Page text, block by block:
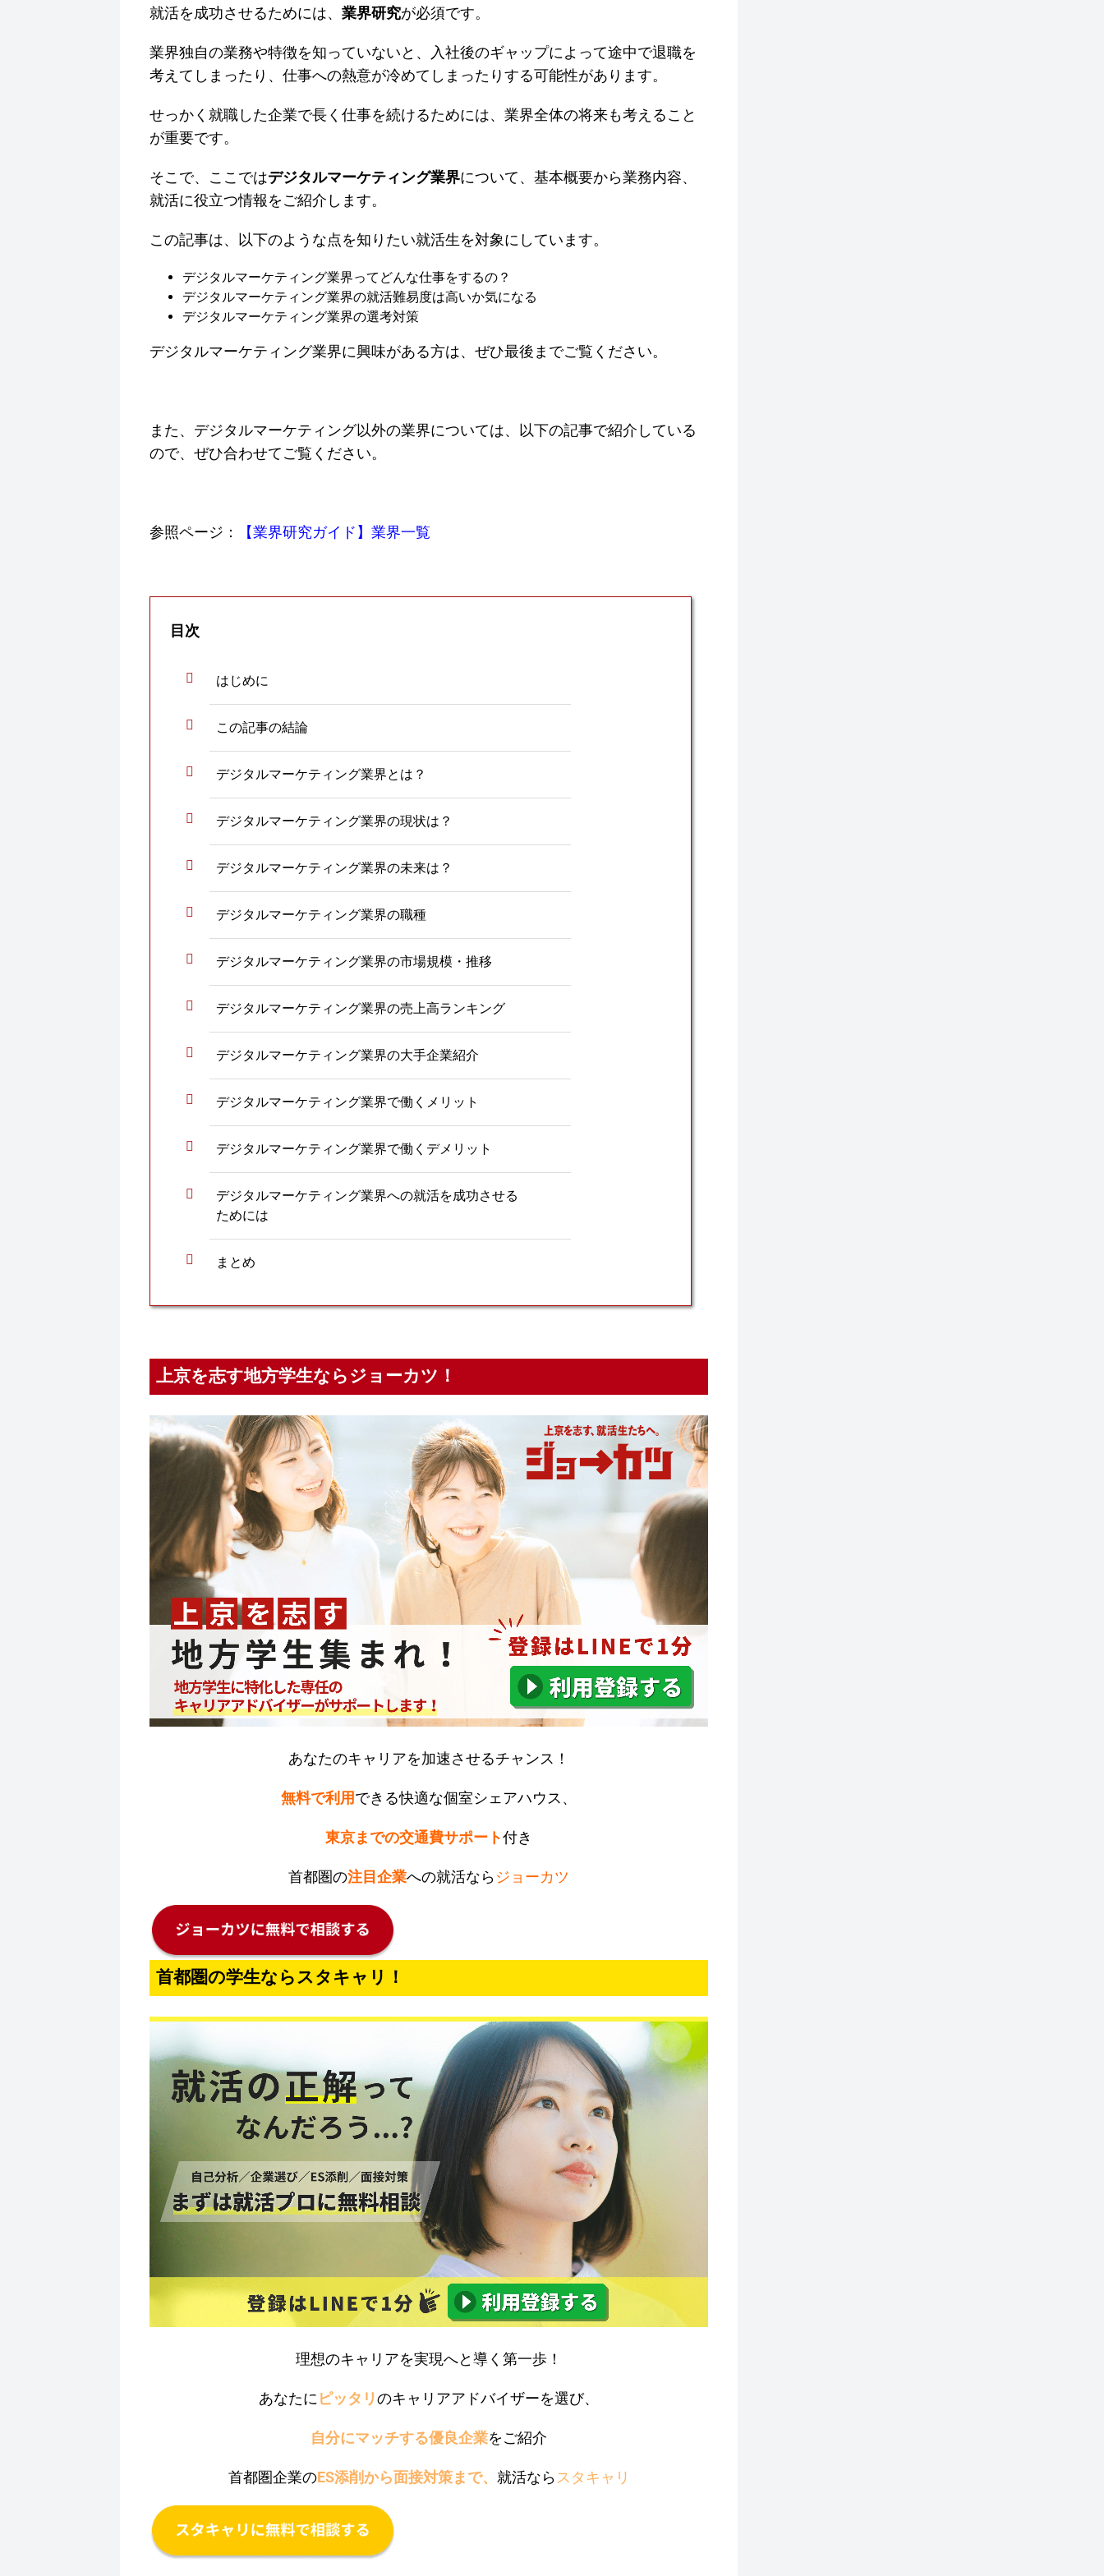
就活を成功させるためには、 業界研究が必須です。
業界独自の業務や特徴を知っていないと、入社後のギャップによって途中で退職を
考えてしまったり、仕事への熱意が冷めてしまったりする可能性があります。
せっかく就職した企業で長く仕事を続けるためには、業界全体の将来も考えること
が重要です。
そこで、ここではデジタルマーケティング業界について、基本概要から業務内容、
就活に役立つ情報をご紹介します。
この記事は、以下のような点を知りたい就活生を対象にしています。
デジタルマーケティング業界ってどんな仕事をするの？
デジタルマーケティング業界の就活難易度は高いか気になる
デジタルマーケティング業界の選考対策
デジタルマーケティング業界に興味がある方は、ぜひ最後までご覧ください。
また、デジタルマーケティング以外の業界については、以下の記事で紹介している
ので、ぜひ合わせてご覧ください。
参照ページ： 【業界研究ガイド】業界一覧
目次
はじめに
この記事の結論
デジタルマーケティング業界とは？
デジタルマーケティング業界の現状は？
デジタルマーケティング業界の未来は？
デジタルマーケティング業界の職種
デジタルマーケティング業界の市場規模・推移
デジタルマーケティング業界の売上高ランキング
デジタルマーケティング業界の大手企業紹介
デジタルマーケティング業界で働くメリット
デジタルマーケティング業界で働くデメリット
デジタルマーケティング業界への就活を成功させる
ためには
まとめ
上京を志す地方学生ならジョーカツ！
あなたのキャリアを加速させるチャンス！
無料で利用できる快適な個室シェアハウス、
東京までの交通費サポート付き
首都圏の注目企業への就活ならジョーカツ
首都圏の学生ならスタキャリ！
理想のキャリアを実現へと導く第一歩！
あなたにピッタリのキャリアアドバイザーを選び、
自分にマッチする優良企業をご紹介
首都圏企業のES添削から面接対策まで、 就活ならスタキャリ